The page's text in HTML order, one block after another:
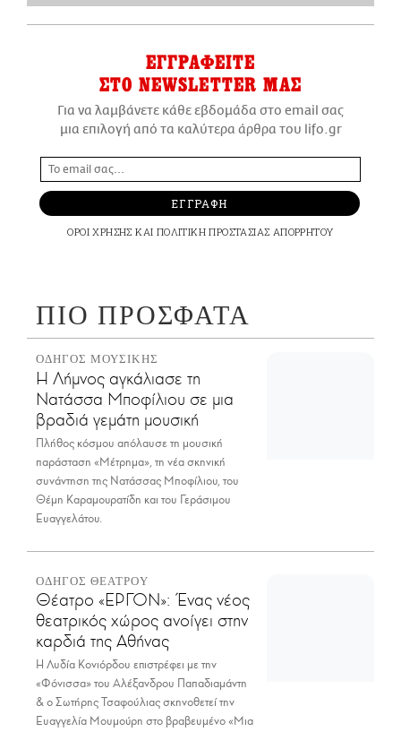
ΕΓΓΡΑΦΕΙΤΕ
ΣΤΟ NEWSLETTER ΜΑΣ
Για να λαμβάνετε κάθε εβδομάδα στο email σας
μια επιλογή από τα καλύτερα άρθρα του lifo.gr
ΕΓΓΡΑΦΗ
ΟΡΟΙ ΧΡΗΣΗΣ ΚΑΙ ΠΟΛΙΤΙΚΗ ΠΡΟΣΤΑΣΙΑΣ ΑΠΟΡΡΗΤΟΥ
ΠΙΟ ΠΡΟΣΦΑΤΑ
ΟΔΗΓΟΣ ΜΟΥΣΙΚΗΣ
Η Λήμνος αγκάλιασε τη
Νατάσσα Μποφίλιου σε μια
βραδιά γεμάτη μουσική
Πλήθος κόσμου απόλαυσε τη μουσική
παράσταση «Μέτρημα», τη νέα σκηνική
συνάντηση της Νατάσσας Μποφίλιου, του
Θέμη Καραμουρατίδη και του Γεράσιμου
Ευαγγελάτου.
ΟΔΗΓΟΣ ΘΕΑΤΡΟΥ
Θέατρο «ΕΡΓΟΝ»: Ένας νέος
θεατρικός χώρος ανοίγει στην
καρδιά της Αθήνας
Η Λυδία Κονιόρδου επιστρέφει με την
«Φόνισσα» του Αλέξανδρου Παπαδιαμάντη
& ο Σωτήρης Τσαφούλιας σκηνοθετεί την
Ευαγγελία Μουμούρη στο βραβευμένο «Μια